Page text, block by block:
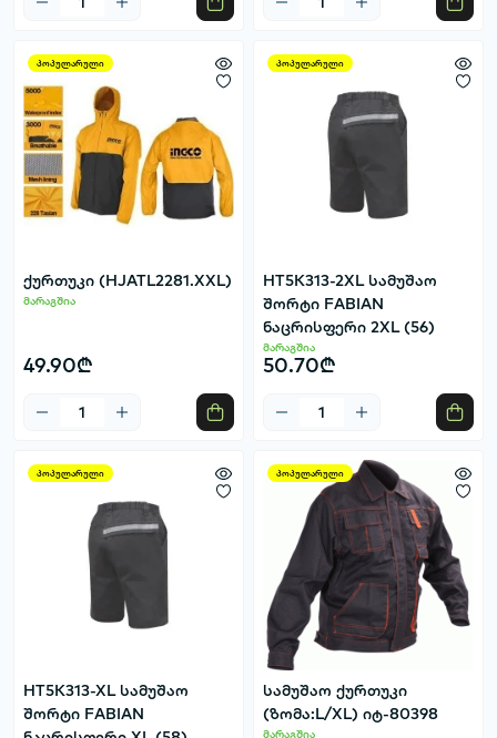
პოპულარული
ქურთუკი (HJATL2281.XXL)
მარაგშია
49.90₾
პოპულარული
HT5K313-2XL სამუშაო
შორტი FABIAN
ნაცრისფერი 2XL (56)
მარაგშია
50.70₾
პოპულარული
HT5K313-XL სამუშაო
შორტი FABIAN
პოპულარული
სამუშაო ქურთუკი
(ზომა:L/XL) იტ-80398
მარაგშია